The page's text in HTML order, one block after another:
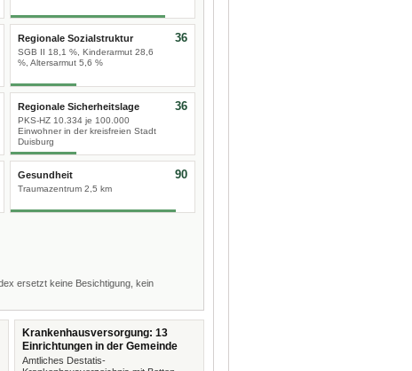
Regionale Sozialstruktur
SGB II 18,1 %, Kinderarmut 28,6
%, Altersarmut 5,6 %
36
Regionale Sicherheitslage
PKS-HZ 10.334 je 100.000
Einwohner in der kreisfreien Stadt
Duisburg
36
Gesundheit
Traumazentrum 2,5 km
90
ersetzt keine Besichtigung, kein
Krankenhausversorgung: 13
Einrichtungen in der Gemeinde
Amtliches Destatis-